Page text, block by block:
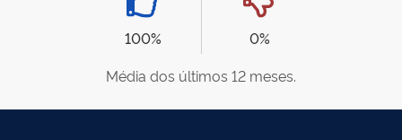
100%
0%
Média dos últimos 12 meses.